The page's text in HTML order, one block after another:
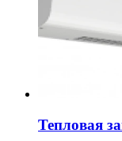
Тепловая